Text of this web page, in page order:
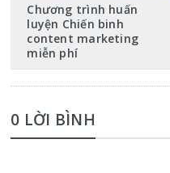
Chương trình huấn
luyện Chiến binh
content marketing
miễn phí
0 LỜI BÌNH